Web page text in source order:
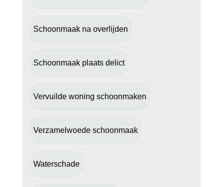
Schoonmaak na overlijden
Schoonmaak plaats delict
Vervuilde woning schoonmaken
Verzamelwoede schoonmaak
Waterschade